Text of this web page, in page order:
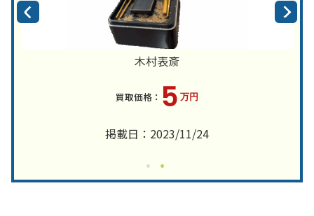
木村表斎
5 万円
掲載日：2023/11/24